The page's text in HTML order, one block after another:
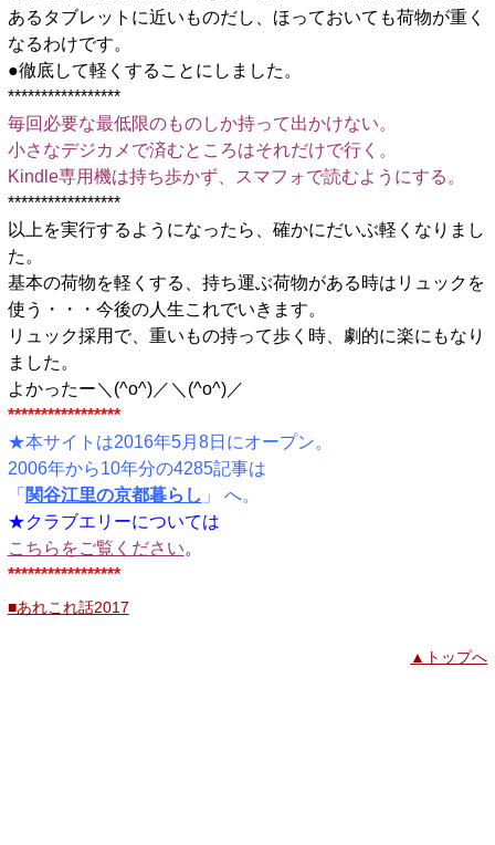
あるタブレットに近いものだし、ほっておいても荷物が重く
なるわけです。
●徹底して軽くすることにしました。
*****************
毎回必要な最低限のものしか持って出かけない。
小さなデジカメで済むところはそれだけで行く。
Kindle専用機は持ち歩かず、スマフォで読むようにする。
*****************
以上を実行するようになったら、確かにだいぶ軽くなりまし
た。
基本の荷物を軽くする、持ち運ぶ荷物がある時はリュックを
使う・・・今後の人生これでいきます。
リュック採用で、重いもの持って歩く時、劇的に楽にもなり
ました。
よかったー＼(^o^)／＼(^o^)／
*****************
★本サイトは2016年5月8日にオープン。
2006年から10年分の4285記事は
「 関谷江里の京都暮らし 」 へ。
★クラブエリーについては
こちらをご覧ください。
*****************
■あれこれ話2017
▲トップへ